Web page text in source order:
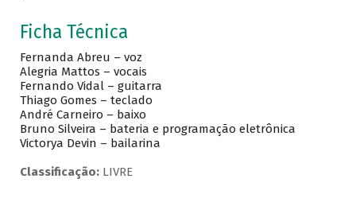
Ficha Técnica
Fernanda Abreu – voz
Alegria Mattos – vocais
Fernando Vidal – guitarra
Thiago Gomes – teclado
André Carneiro – baixo
Bruno Silveira – bateria e programação eletrônica
Victorya Devin – bailarina
Classificação: LIVRE